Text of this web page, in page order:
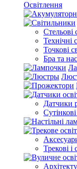
Освітлення
Стельові
Технічні
Точкові
Бра та
Датчики
Трекові і